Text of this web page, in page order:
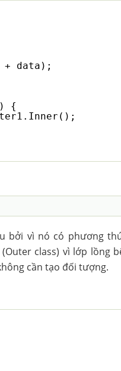
+ data);
{
bởi vì nó có phương
class) vì lớp lồng
cần tạo đối tượng.